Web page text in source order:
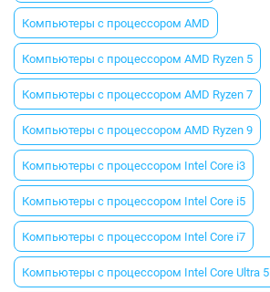
Компьютеры с процессором AMD
Компьютеры с процессором AMD Ryzen 5
Компьютеры с процессором AMD Ryzen 7
Компьютеры с процессором AMD Ryzen 9
Компьютеры с процессором Intel Core i3
Компьютеры с процессором Intel Core i5
Компьютеры с процессором Intel Core i7
Компьютеры с процессором Intel Core Ultra 5